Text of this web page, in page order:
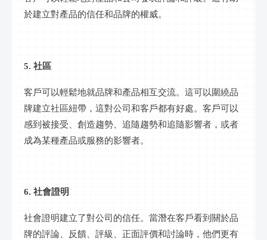
於建立對產品的信任和品牌的權威。
5. 社區
客戶可以輕鬆地就品牌和產品相互交流。這可以圍繞品
牌建立社區紐帶，這對公司和客戶都有好處。客戶可以
感到被接受、創造趨勢、追隨趨勢和追隨影響者，或者
成為某種產品或服務的影響者。
6. 社會證明
社會證明建立了對公司的信任。當潛在客戶看到關於品
牌的評論、反饋、評級、正面評價和討論時，他們更有